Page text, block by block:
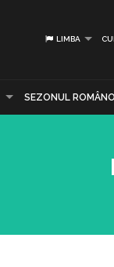
LIMBA
SEZONUL